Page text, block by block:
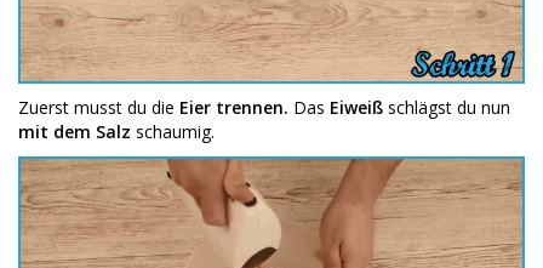
Zuerst musst du die Eier trennen. Das Eiweiß schlägst du nun
mit dem Salz schaumig.